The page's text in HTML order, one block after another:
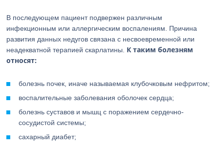
В последующем пациент подвержен различным
инфекционным или аллергическим воспалениям. Причина
развития данных недугов связана с несвоевременной или
неадекватной терапией скарлатины. К таким болезням
относят:
болезнь почек, иначе называемая клубочковым нефритом;
воспалительные заболевания оболочек сердца;
болезнь суставов и мышц с поражением сердечно-
сосудистой системы;
сахарный диабет;